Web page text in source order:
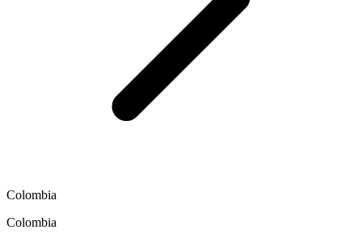
Colombia
Colombia